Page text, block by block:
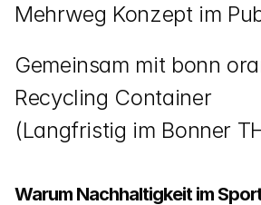
Mehrweg Konzept im
Gemeinsam mit bonn
Recycling Container
(Langfristig im Bonner
Warum Nachhaltigkeit im